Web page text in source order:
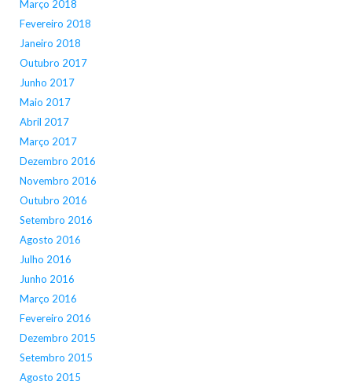
Março 2018
Fevereiro 2018
Janeiro 2018
Outubro 2017
Junho 2017
Maio 2017
Abril 2017
Março 2017
Dezembro 2016
Novembro 2016
Outubro 2016
Setembro 2016
Agosto 2016
Julho 2016
Junho 2016
Março 2016
Fevereiro 2016
Dezembro 2015
Setembro 2015
Agosto 2015